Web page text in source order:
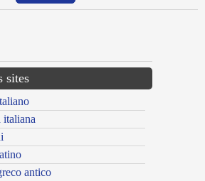
sites
italiana
antico